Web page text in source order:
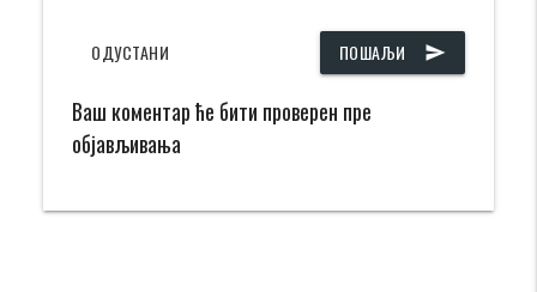
ПОШАЉИ send
ОДУСТАНИ
Ваш коментар ће бити проверен пре
објављивања